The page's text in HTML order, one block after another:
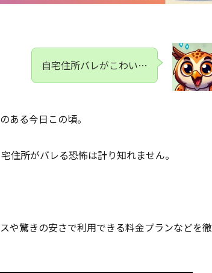
自宅住所バレがこわい…
ある今日この頃。
住所がバレる恐怖は計り知れません。
や驚きの安さで利用できる料金プランなどを徹